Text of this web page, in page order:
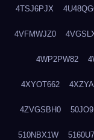
4TSJ6PJX
4VFMWJZ0
4WP2PW82
4XYOT662
4ZVGSBH0
510NBX1W